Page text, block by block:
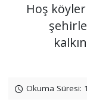
Hoş
Okuma Süresi: